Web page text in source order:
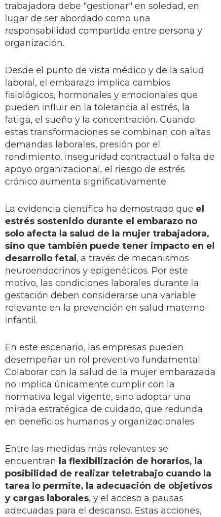
trabajadora debe "gestionar" en soledad, en
lugar de ser abordado como una
responsabilidad compartida entre persona y
organización.
Desde el punto de vista médico y de la salud
laboral, el embarazo implica cambios
fisiológicos, hormonales y emocionales que
pueden influir en la tolerancia al estrés, la
fatiga, el sueño y la concentración. Cuando
estas transformaciones se combinan con altas
demandas laborales, presión por el
rendimiento, inseguridad contractual o falta de
apoyo organizacional, el riesgo de estrés
crónico aumenta significativamente.
La evidencia científica ha demostrado que el
estrés sostenido durante el embarazo no
solo afecta la salud de la mujer trabajadora,
sino que también puede tener impacto en el
desarrollo fetal , a través de mecanismos
neuroendocrinos y epigenéticos. Por este
motivo, las condiciones laborales durante la
gestación deben considerarse una variable
relevante en la prevención en salud materno-
infantil.
En este escenario, las empresas pueden
desempeñar un rol preventivo fundamental.
Colaborar con la salud de la mujer embarazada
no implica únicamente cumplir con la
normativa legal vigente, sino adoptar una
mirada estratégica de cuidado, que redunda
en beneficios humanos y organizacionales
Entre las medidas más relevantes se
encuentran la flexibilización de horarios, la
posibilidad de realizar teletrabajo cuando la
tarea lo permite, la adecuación de objetivos
y cargas laborales, y el acceso a pausas
adecuadas para el descanso. Estas acciones,